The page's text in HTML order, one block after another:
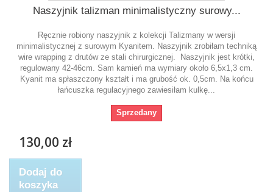
Naszyjnik talizman minimalistyczny surowy...
Ręcznie robiony naszyjnik z kolekcji Talizmany w wersji
minimalistycznej z surowym Kyanitem. Naszyjnik zrobiłam techniką
wire wrapping z drutów ze stali chirurgicznej. Naszyjnik jest krótki,
regulowany 42-46cm. Sam kamień ma wymiary około 6,5x1,3 cm.
Kyanit ma spłaszczony kształt i ma grubość ok. 0,5cm. Na końcu
łańcuszka regulacyjnego zawiesiłam kulkę...
Sprzedany
130,00 zł
Dodaj do
koszyka